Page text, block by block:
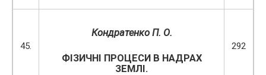
45.
Кондратенко П. О.
ФІЗИЧНІ ПРОЦЕСИ В НАДРАХ
ЗЕМЛІ.
292